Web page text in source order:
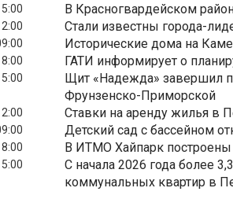
В Красногвардейском
Стали известны города-
Исторические дома на
ГАТИ информирует о
Щит «Надежда» завершил
Фрунзенско-Приморской
Ставки на аренду жилья в
Детский сад с бассейном
В ИТМО Хайпарк построены
С начала 2026 года более
коммунальных квартир в